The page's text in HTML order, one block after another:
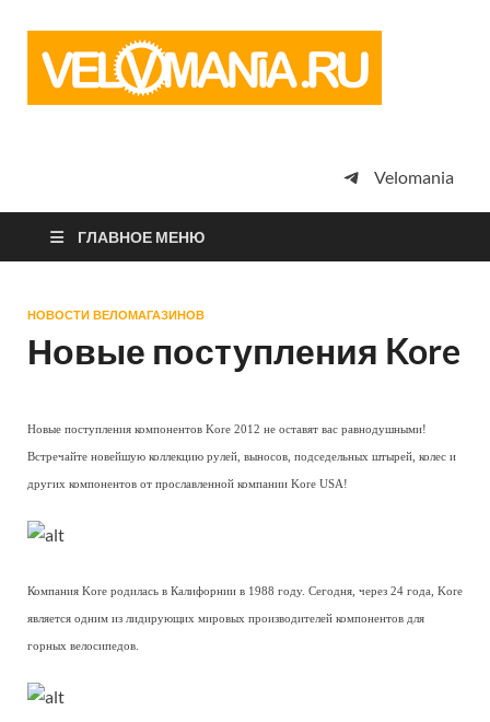
просто
Velomania
ГЛАВНОЕ МЕНЮ
НОВОСТИ ВЕЛОМАГАЗИНОВ
Новые поступления Kore
Новые поступления компонентов Kore 2012 не оставят вас равнодушными!
Встречайте новейшую коллекцию рулей, выносов, подседельных штырей, колес и
других компонентов от прославленной компании Kore USA!
Компания Kore родилась в Калифорнии в 1988 году. Сегодня, через 24 года, Kore
является одним из лидирующих мировых производителей компонентов для
горных велосипедов.